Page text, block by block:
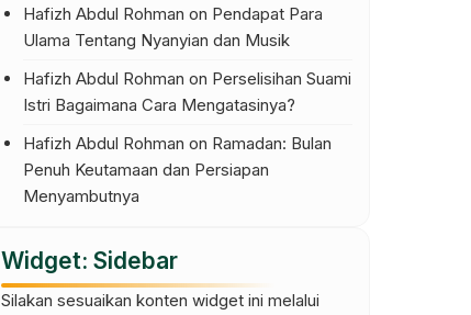
Hafizh Abdul Rohman on Pendapat Para
Ulama Tentang Nyanyian dan Musik
Hafizh Abdul Rohman on Perselisihan Suami
Istri Bagaimana Cara Mengatasinya?
Hafizh Abdul Rohman on Ramadan: Bulan
Penuh Keutamaan dan Persiapan
Menyambutnya
Widget: Sidebar
Silakan sesuaikan konten widget ini melalui